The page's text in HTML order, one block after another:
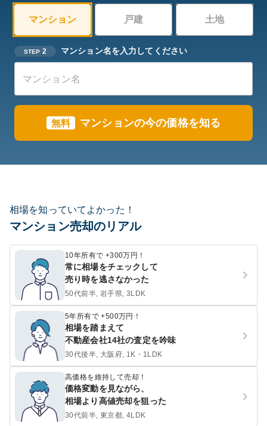
マンション 戸建 土地
STEP 2 マンション名を入力してください
無料 マンションの今の価格を知る
相場を知っていてよかった！
マンション売却のリアル
10年所有で +300万円！
常に相場をチェックして
売り時を逃さなかった
50代前半, 岩手県, 3LDK
5年所有で +500万円！
相場を踏まえて
不動産会社14社の査定を吟味
30代後半, 大阪府, 1K・1LDK
高価格を維持して売却！
価格変動を見ながら、
相場より高値売却を狙った
30代前半, 東京都, 4LDK